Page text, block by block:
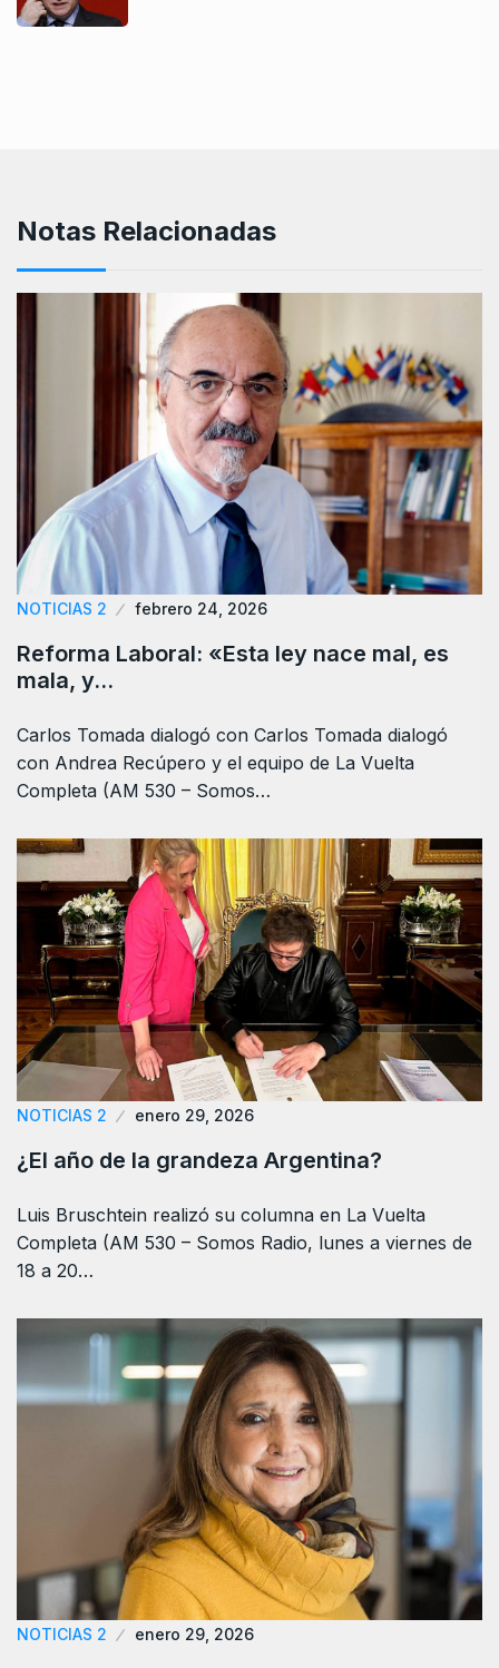
Notas Relacionadas
NOTICIAS 2 febrero 24, 2026
Reforma Laboral: «Esta ley nace mal, es
mala, y…
Carlos Tomada dialogó con Carlos Tomada dialogó
con Andrea Recúpero y el equipo de La Vuelta
Completa (AM 530 – Somos…
NOTICIAS 2 enero 29, 2026
¿El año de la grandeza Argentina?
Luis Bruschtein realizó su columna en La Vuelta
Completa (AM 530 – Somos Radio, lunes a viernes de
18 a 20…
NOTICIAS 2 enero 29, 2026